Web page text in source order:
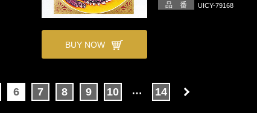
BUY NOW
品 番 UICY-79168
6 7 8 9 10 … 14